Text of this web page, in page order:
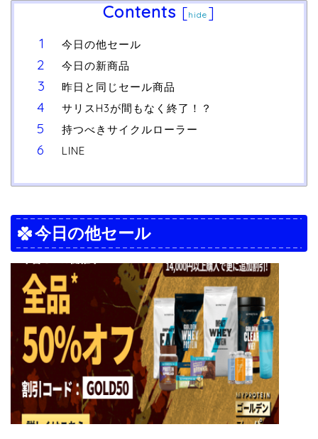
Contents [hide ]
今日の他セール
今日の新商品
昨日と同じセール商品
サリスH3が間もなく終了！？
持つべきサイクルローラー
LINE
今日の他セール